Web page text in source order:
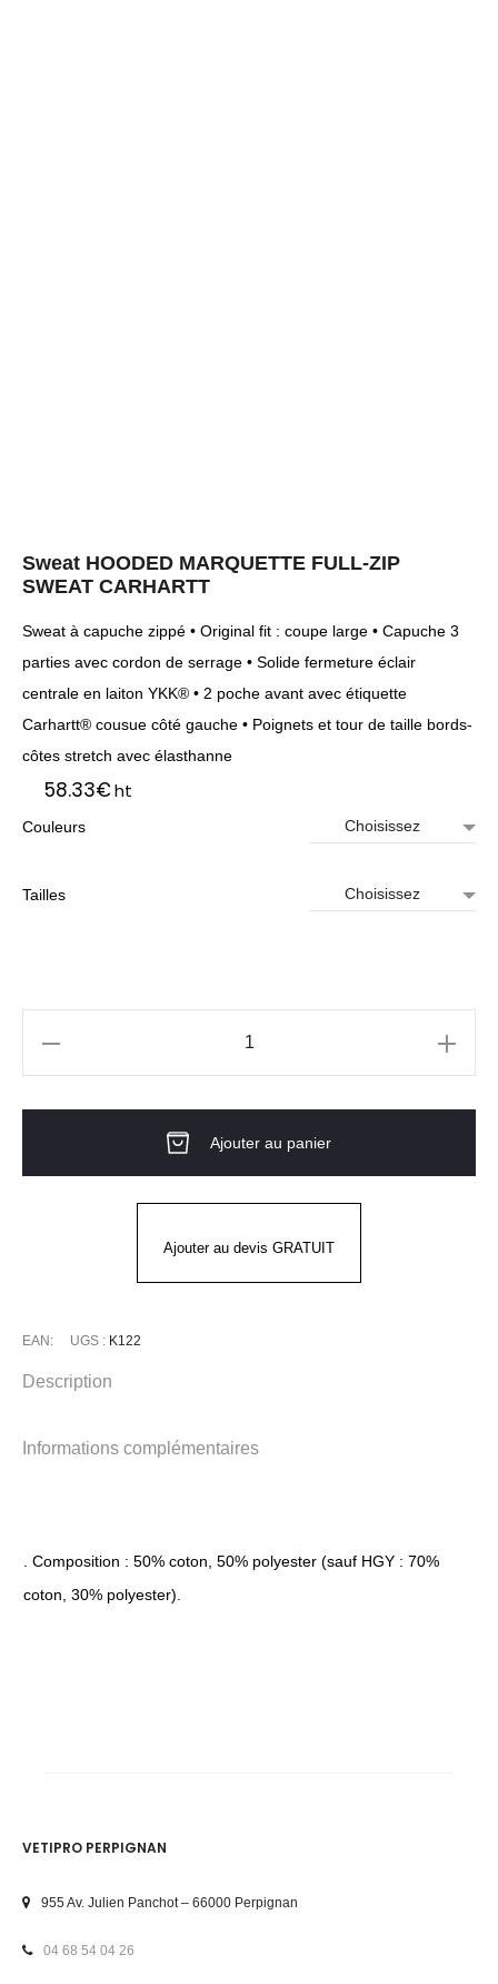
Sweat HOODED MARQUETTE FULL-ZIP
SWEAT CARHARTT
Sweat à capuche zippé • Original fit : coupe large • Capuche 3
parties avec cordon de serrage • Solide fermeture éclair
centrale en laiton YKK® • 2 poche avant avec étiquette
Carhartt® cousue côté gauche • Poignets et tour de taille bords-
côtes stretch avec élasthanne
58.33€ht
Couleurs
Tailles
MARQUETTE
Ajouter au panier
Ajouter au devis GRATUIT
EAN: UGS : K122
Description
Informations complémentaires
. Composition : 50% coton, 50% polyester (sauf HGY : 70%
coton, 30% polyester).
VETIPRO PERPIGNAN
955 Av. Julien Panchot – 66000 Perpignan
04 68 54 04 26